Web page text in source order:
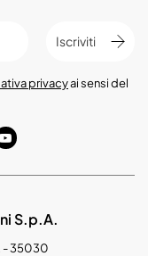
Iscriviti
privacyai sensi del
S.p.A.
- 35030